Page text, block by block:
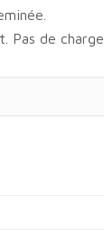
Pas de charge.